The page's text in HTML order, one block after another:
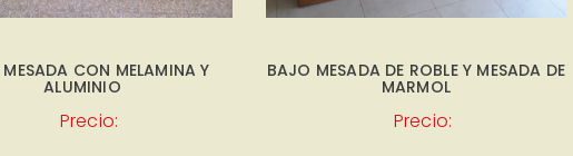
CON MELAMINA Y
ALUMINIO
Precio:
BAJO MESADA DE ROBLE Y MESADA DE
MARMOL
Precio: